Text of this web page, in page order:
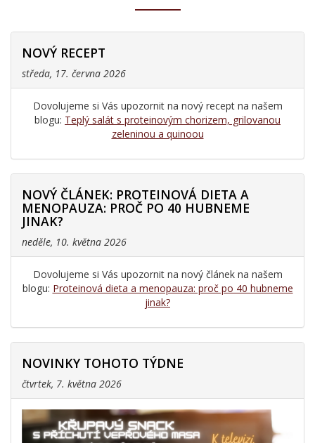
NOVÝ RECEPT
středa, 17. června 2026
Dovolujeme si Vás upozornit na nový recept na našem
blogu: Teplý salát s proteinovým chorizem, grilovanou
zeleninou a quinoou
NOVÝ ČLÁNEK: PROTEINOVÁ DIETA A
MENOPAUZA: PROČ PO 40 HUBNEME
JINAK?
neděle, 10. května 2026
Dovolujeme si Vás upozornit na nový článek na našem
blogu: Proteinová dieta a menopauza: proč po 40 hubneme
jinak?
NOVINKY TOHOTO TÝDNE
čtvrtek, 7. května 2026